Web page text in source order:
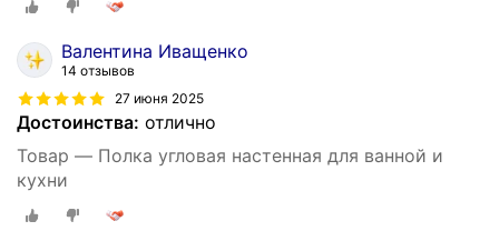
Валентина Иващенко
14 отзывов
27 июня 2025
Достоинства: отлично
Товар — Полка угловая настенная для ванной и
кухни